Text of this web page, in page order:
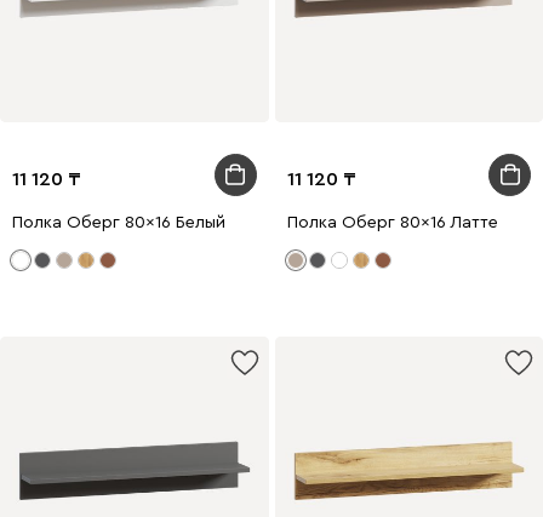
11 120
Полка Оберг 80x16 Белый
11 120
Полка Оберг 80x16 Латте